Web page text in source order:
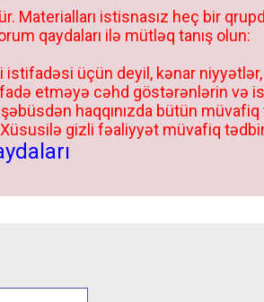
Materialları istisnasız heç bir
qaydaları ilə mütləq tanış olun:
üçün deyil, kənar
etməyə cəhd göstərənlərin və
haqqınızda bütün
gizli fəaliyyət müvafiq